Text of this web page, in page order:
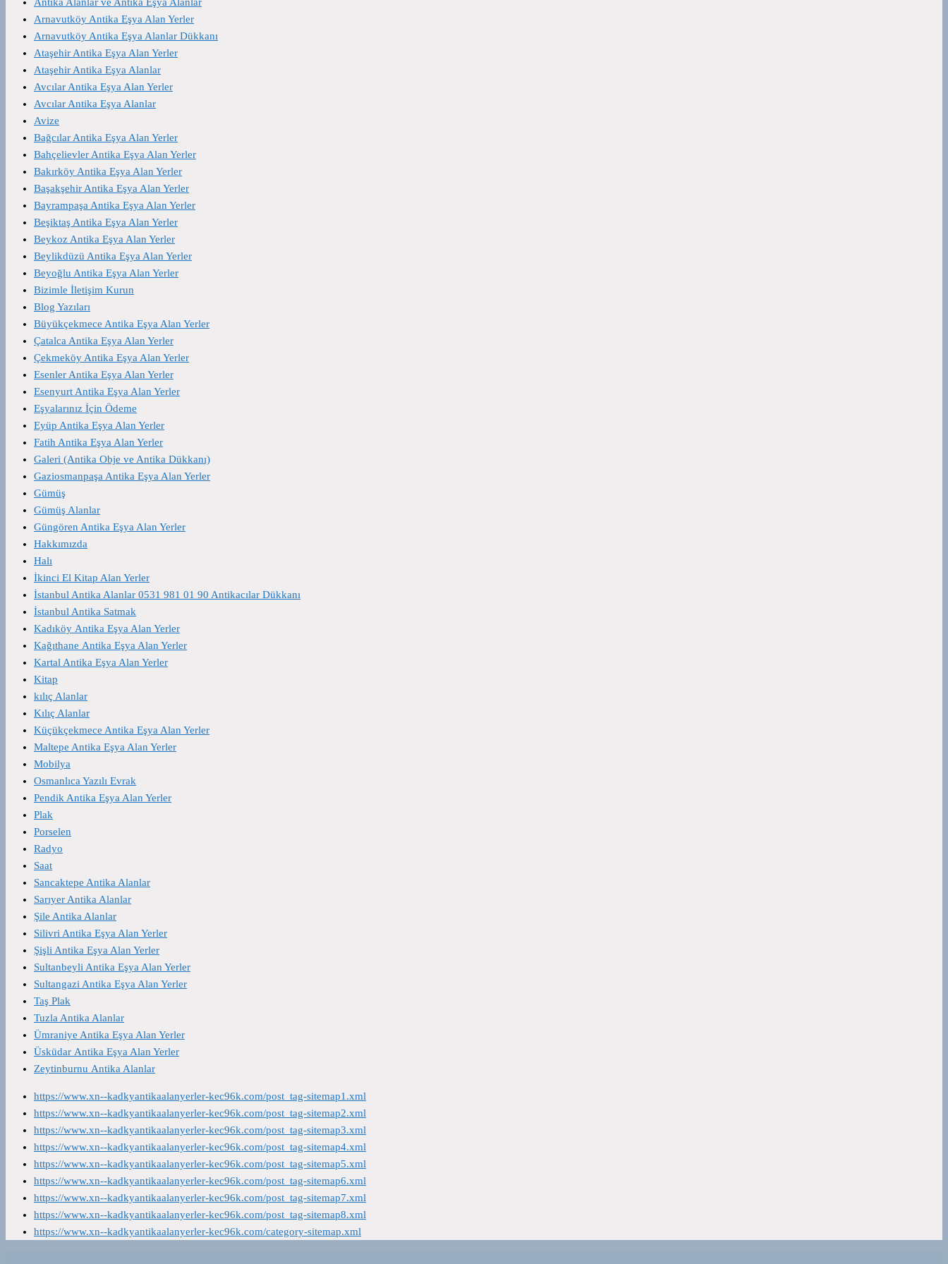
Arnavutköy Antika Eşya Alan Yerler
Arnavutköy Antika Eşya Alanlar Dükkanı
Ataşehir Antika Eşya Alan Yerler
Ataşehir Antika Eşya Alanlar
Avcılar Antika Eşya Alan Yerler
Avcılar Antika Eşya Alanlar
Avize
Bağcılar Antika Eşya Alan Yerler
Bahçelievler Antika Eşya Alan Yerler
Bakırköy Antika Eşya Alan Yerler
Başakşehir Antika Eşya Alan Yerler
Bayrampaşa Antika Eşya Alan Yerler
Beşiktaş Antika Eşya Alan Yerler
Beykoz Antika Eşya Alan Yerler
Beylikdüzü Antika Eşya Alan Yerler
Beyoğlu Antika Eşya Alan Yerler
Bizimle İletişim Kurun
Blog Yazıları
Büyükçekmece Antika Eşya Alan Yerler
Çatalca Antika Eşya Alan Yerler
Çekmeköy Antika Eşya Alan Yerler
Esenler Antika Eşya Alan Yerler
Esenyurt Antika Eşya Alan Yerler
Eşyalarınız İçin Ödeme
Eyüp Antika Eşya Alan Yerler
Fatih Antika Eşya Alan Yerler
Galeri (Antika Obje ve Antika Dükkanı)
Gaziosmanpaşa Antika Eşya Alan Yerler
Gümüş
Gümüş Alanlar
Güngören Antika Eşya Alan Yerler
Hakkımızda
Halı
İkinci El Kitap Alan Yerler
İstanbul Antika Alanlar 0531 981 01 90 Antikacılar Dükkanı
İstanbul Antika Satmak
Kadıköy Antika Eşya Alan Yerler
Kağıthane Antika Eşya Alan Yerler
Kartal Antika Eşya Alan Yerler
Kitap
kılıç Alanlar
Kılıç Alanlar
Küçükçekmece Antika Eşya Alan Yerler
Maltepe Antika Eşya Alan Yerler
Mobilya
Osmanlıca Yazılı Evrak
Pendik Antika Eşya Alan Yerler
Plak
Porselen
Radyo
Saat
Sancaktepe Antika Alanlar
Sarıyer Antika Alanlar
Şile Antika Alanlar
Silivri Antika Eşya Alan Yerler
Şişli Antika Eşya Alan Yerler
Sultanbeyli Antika Eşya Alan Yerler
Sultangazi Antika Eşya Alan Yerler
Taş Plak
Tuzla Antika Alanlar
Ümraniye Antika Eşya Alan Yerler
Üsküdar Antika Eşya Alan Yerler
Zeytinburnu Antika Alanlar
https://www.xn--kadkyantikaalanyerler-kec96k.com/post_tag-sitemap1.xml
https://www.xn--kadkyantikaalanyerler-kec96k.com/post_tag-sitemap2.xml
https://www.xn--kadkyantikaalanyerler-kec96k.com/post_tag-sitemap3.xml
https://www.xn--kadkyantikaalanyerler-kec96k.com/post_tag-sitemap4.xml
https://www.xn--kadkyantikaalanyerler-kec96k.com/post_tag-sitemap5.xml
https://www.xn--kadkyantikaalanyerler-kec96k.com/post_tag-sitemap6.xml
https://www.xn--kadkyantikaalanyerler-kec96k.com/post_tag-sitemap7.xml
https://www.xn--kadkyantikaalanyerler-kec96k.com/post_tag-sitemap8.xml
https://www.xn--kadkyantikaalanyerler-kec96k.com/category-sitemap.xml